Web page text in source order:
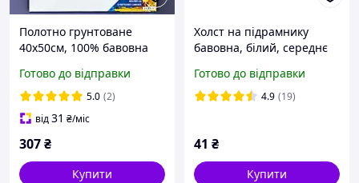
Полотно грунтоване
40х50см, 100% бавовна
підрамнику Centrum
89737
Готово до відправки
5.0 (2)
від31 ₴/міс
307₴
Купити
Холст на підрамнику
бавовна, білий, середнє
живопису, художнє
полотно різного розміру
Готово до відправки
4.9 (19)
41 ₴
Купити